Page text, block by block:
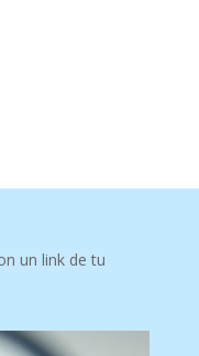
un link de tu